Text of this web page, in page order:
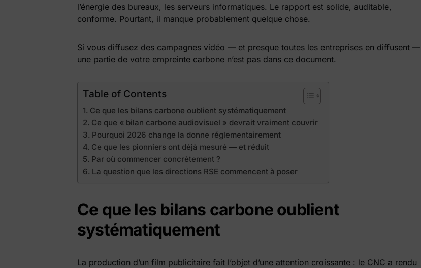
l’énergie des bureaux, les serveurs informatiques. Le rapport est solide, auditable,
conforme. Pourtant, il manque probablement quelque chose.
Si vous diffusez des campagnes vidéo — et presque toutes les entreprises en diffusent —
une partie de votre empreinte carbone n’est pas dans ce document.
Table of Contents
Ce que les bilans carbone oublient systématiquement
Ce que « bilan carbone audiovisuel » devrait vraiment couvrir
Pourquoi 2026 change la donne réglementairement
Ce que les pionniers ont déjà mesuré — et réduit
Par où commencer concrètement ?
La question que les directions RSE commencent à poser
Ce que les bilans carbone oublient
systématiquement
La production d’un film publicitaire fait l’objet d’une attention croissante : le CNC a rendu